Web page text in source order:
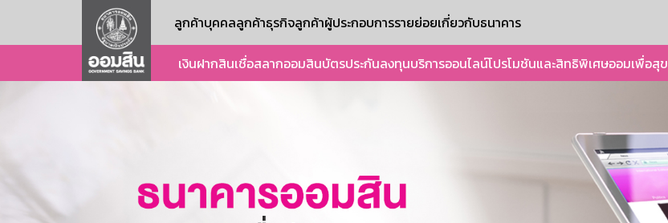
ลูกค้าบุคคลลูกค้าธุรกิจลูกค้าผู้ประกอบการรายย่อยเกี่ยวกับธนาคาร
เงินฝากสินเชื่อสลากออมสินบัตรประกันลงทุนบริการออนไลน์โปรโมชันและสิทธิพิเศษออมเพื่อสุข